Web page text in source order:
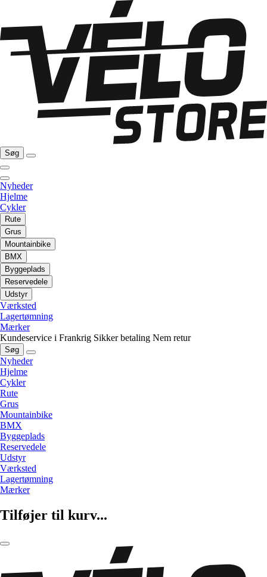
Søg
Nyheder
Hjelme
Cykler
Rute
Grus
Mountainbike
BMX
Byggeplads
Reservedele
Udstyr
Værksted
Lagertømning
Mærker
Kundeservice i Frankrig Sikker betaling Nem retur
Søg
Nyheder
Hjelme
Cykler
Rute
Grus
Mountainbike
BMX
Byggeplads
Reservedele
Udstyr
Værksted
Lagertømning
Mærker
Tilføjer til kurv...